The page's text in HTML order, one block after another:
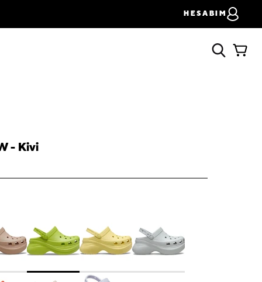
HESABIM
- Kivi